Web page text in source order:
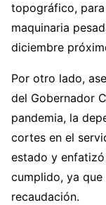
topográfico,
maquinaria
diciembre
Por otro lado,
del Gobernador
pandemia, la
cortes en el
estado y
cumplido, ya
recaudación.